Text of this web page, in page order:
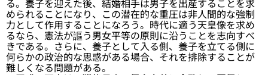
る。養子を迎えた後、結婚相手は男子を出産することを求
められることになり、この潜在的な重圧は非人間的な強制
力として作用することになろう。時代に適う天皇像を求め
るなら、憲法が謳う男女平等の原則に沿うことを志向すべ
きである。さらに、養子として入る側、養子を立てる側に
何らかの政治的な思惑がある場合、それを排除することが
難しくなる問題がある。